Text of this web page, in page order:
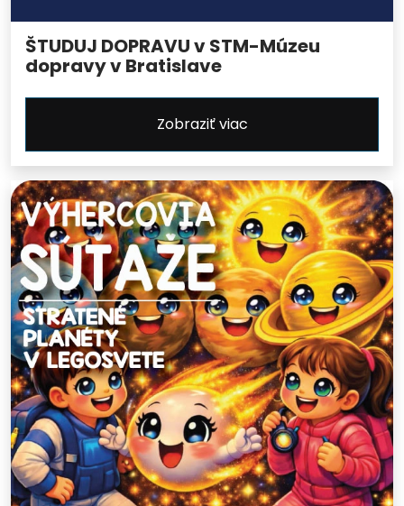
ŠTUDUJ DOPRAVU v STM-Múzeu
dopravy v Bratislave
Zobraziť viac